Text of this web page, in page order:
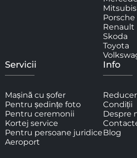
Porsche
Renault
Skoda
Toyota
Servicii
Mașină cu șofer
Pentru ședințe foto
Pentru ceremonii
Kortej service
Pentru persoane juridice
Aeroport
Info
Condiții
Despre
Blog